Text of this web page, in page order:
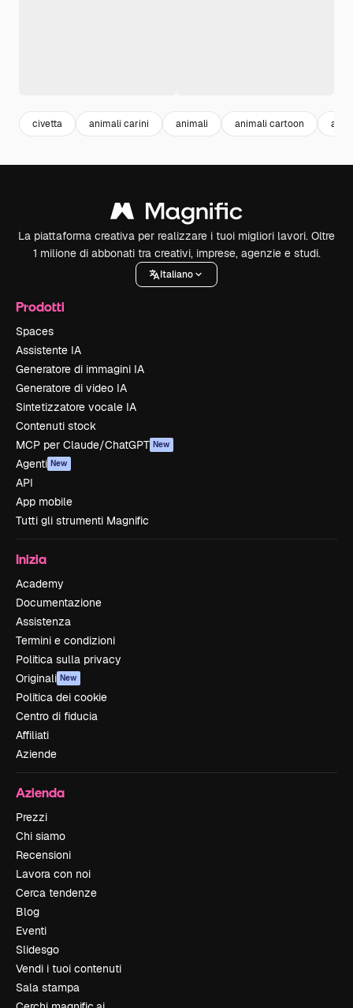
civetta animali carini animali animali cartoon art
La piattaforma creativa per realizzare i tuoi migliori lavori. Oltre
1 milione di abbonati tra creativi, imprese, agenzie e studi.
Italiano
Prodotti
Spaces
Assistente IA
Generatore di immagini IA
Generatore di video IA
Sintetizzatore vocale IA
Contenuti stock
MCP per Claude/ChatGPT New
Agenti New
API
App mobile
Tutti gli strumenti Magnific
Inizia
Academy
Documentazione
Assistenza
Termini e condizioni
Politica sulla privacy
Originali New
Politica dei cookie
Centro di fiducia
Affiliati
Aziende
Azienda
Prezzi
Chi siamo
Recensioni
Lavora con noi
Cerca tendenze
Blog
Eventi
Slidesgo
Vendi i tuoi contenuti
Sala stampa